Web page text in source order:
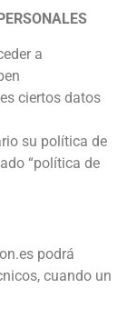
a
ciertos datos
su política de
“política de
podrá
cuando un